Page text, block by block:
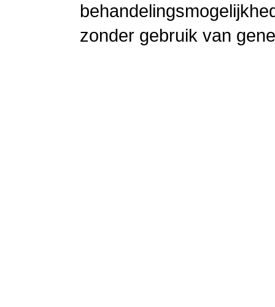
zonder gebruik van